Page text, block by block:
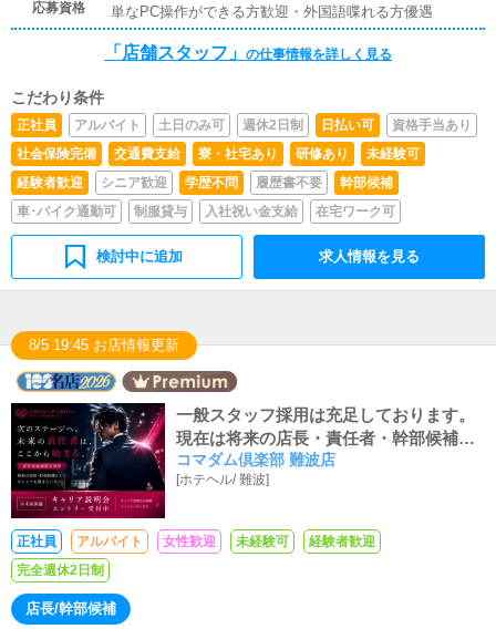
応募資格 単なPC操作ができる方歓迎・外国語喋れる方優遇
「店舗スタッフ」 の仕事情報を詳しく見る
こだわり条件
正社員 アルバイト 土日のみ可 週休2日制 日払い可
資格手当あり
社会保険完備
交通費支給 寮・社宅あり 研修あり
未経験可
経験者歓迎
シニア歓迎 学歴不問 履歴書不要
幹部候補
車･バイク通勤可
制服貸与 入社祝い金支給 在宅ワーク可
検討中に追加 求人情報を見る
8/5 19:45 お店情報更新
一般スタッフ採用は充足しております。
現在は将来の店長・責任者・幹部候補を
中心に採用中。創業30年以上の運営実績
を持つGROWUPグループで、次のキャ
0％、社会保険完備、家族手当支給など、
長く安心して働ける環境を整えていま
コマダム倶楽部 難波店
[ホテヘル/難波]
正社員 アルバイト 女性歓迎 未経験可
経験者歓迎
完全週休2日制
店長/幹部候補